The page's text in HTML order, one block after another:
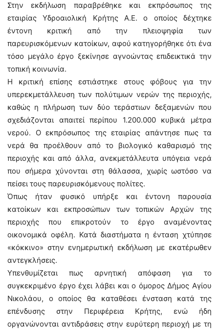
Στην εκδήλωση παραβρέθηκε και εκπρόσωπος της
εταιρίας Υδροαιολική Κρήτης Α.Ε. ο οποίος δέχτηκε
έντονη κριτική από την πλειοψηφία των
παρευρισκόμενων κατοίκων, αφού κατηγορήθηκε ότι ένα
τόσο μεγάλο έργο ξεκίνησε αγνοώντας επιδεικτικά την
τοπική κοινωνία.
Η κριτική επίσης εστιάστηκε στους φόβους για την
υπερεκμετάλλευση των πολύτιμων νερών της περιοχής,
καθώς η πλήρωση των δύο τεράστιων δεξαμενών που
σχεδιάζονται απαιτεί περίπου 1.200.000 κυβικά μέτρα
νερού. Ο εκπρόσωπος της εταιρίας απάντησε πως τα
νερά θα προέλθουν από το βιολογικό καθαρισμό της
περιοχής και από άλλα, ανεκμετάλλευτα υπόγεια νερά
που σήμερα χύνονται στη θάλασσα, χωρίς ωστόσο να
πείσει τους παρευρισκόμενους πολίτες.
Όπως ήταν φυσικό υπήρξε και έντονη παρουσία
κατοίκων και εκπροσώπων των τοπικών Αρχών της
περιοχής που επικροτούν το έργο αναμένοντας
οικονομικά οφέλη. Κατά διαστήματα η ένταση χτύπησε
«κόκκινο» στην ενημερωτική εκδήλωση με εκατέρωθεν
αντεγκλήσεις.
Υπενθυμίζεται πως αρνητική απόφαση για το
συγκεκριμένο έργο έχει λάβει και ο όμορος Δήμος Αγίου
Νικολάου, ο οποίος θα καταθέσει ένσταση κατά της
επένδυσης στην Περιφέρεια Κρήτης, ενώ ήδη
οργανώνονται αντιδράσεις στην ευρύτερη περιοχή με τη